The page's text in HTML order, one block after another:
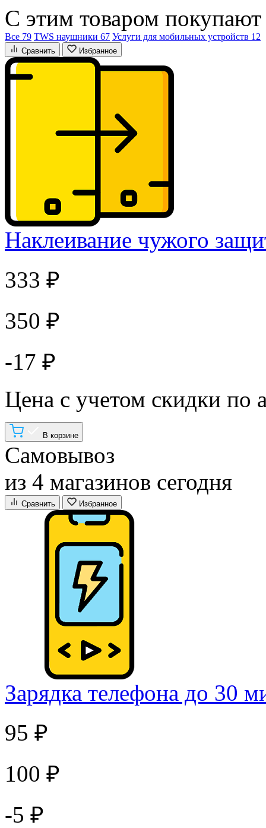
С этим товаром покупают
Все 79 TWS наушники 67 Услуги для мобильных устройств 12
Сравнить Избранное
Наклеивание чужого
333 ₽
350 ₽
-17 ₽
Цена с учетом скидки по
В корзине
Самовывоз
из 4 магазинов сегодня
Сравнить Избранное
Зарядка телефона до 30
95 ₽
100 ₽
-5 ₽